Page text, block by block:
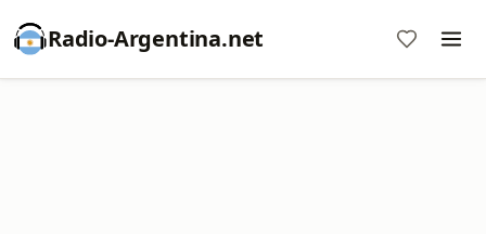
Radio-Argentina.net